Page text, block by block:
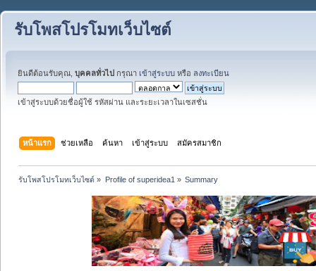
รับโพสโปรโมทเว็บไซต์
ยินดีต้อนรับคุณ, บุคคลทั่วไป กรุณา เข้าสู่ระบบ หรือ ลงทะเบียน
เข้าสู่ระบบด้วยชื่อผู้ใช้ รหัสผ่าน และระยะเวลาในเซสชั่น
หน้าแรก ช่วยเหลือ ค้นหา เข้าสู่ระบบ สมัครสมาชิก
รับโพสโปรโมทเว็บไซต์ » Profile of superidea1 » Summary